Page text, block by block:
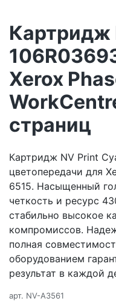
Картридж
Xerox
страниц
Картридж NV Print
цветопередачи для
6515. Насыщенный
четкость и ресурс
стабильно высокое
компромиссов.
полная
оборудованием
результат в каждой
арт. NV-A3561